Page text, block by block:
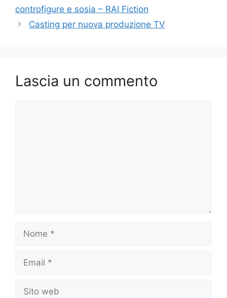
controfigure e sosia – RAI Fiction
Casting per nuova produzione TV
Lascia un commento
Nome
Email
Sito